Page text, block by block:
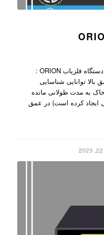
فلزیاب اریون فلزیاب orion خصوصیات دستگاه فلزیاب ORION :
توانایی شناسایی
به مدت طولانی مانده
ایجاد کرده است) در عمق